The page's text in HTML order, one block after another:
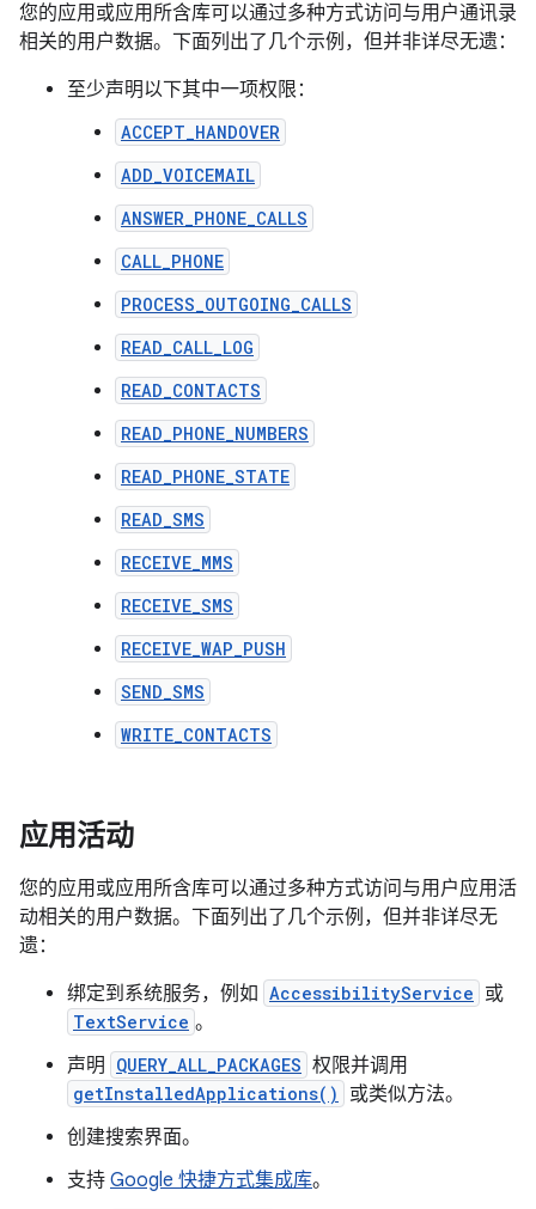
您的应用或应用所含库可以通过多种方式访问与用户通讯录
相关的用户数据。下面列出了几个示例，但并非详尽无遗：
至少声明以下其中一项权限：
ACCEPT_HANDOVER
ADD_VOICEMAIL
ANSWER_PHONE_CALLS
CALL_PHONE
PROCESS_OUTGOING_CALLS
READ_CALL_LOG
READ_CONTACTS
READ_PHONE_NUMBERS
READ_PHONE_STATE
READ_SMS
RECEIVE_MMS
RECEIVE_SMS
RECEIVE_WAP_PUSH
SEND_SMS
WRITE_CONTACTS
应用活动
您的应用或应用所含库可以通过多种方式访问与用户应用活
动相关的用户数据。下面列出了几个示例，但并非详尽无
遗：
绑定到系统服务，例如 AccessibilityService 或
TextService 。
声明
QUERY_ALL_PACKAGES 权限并调用
getInstalledApplications()
或类似方法。
创建搜索界面。
支持 Google 快捷方式集成库。